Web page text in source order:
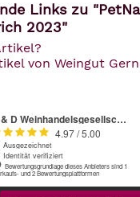
Links zu
2023"
von Weingut